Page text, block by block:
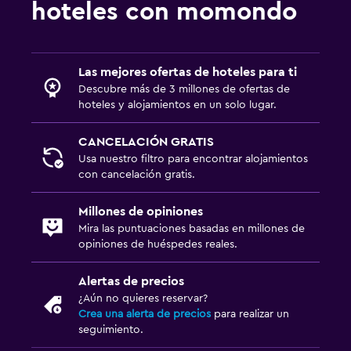
Estacionamiento privado
Sistema de entretenimiento
TV de pantalla plana
TV por cable o vía satélite
Limpieza diaria
Botiquín de primeros auxilios
Cámaras CCTV en el exterior
Zona de trabajo
Fax/fotocopiadora
hoteles con momondo
Las mejores ofertas de hoteles para ti
Descubre más de 3 millones de ofertas de
hoteles y alojamientos en un solo lugar.
CANCELACIÓN GRATIS
Usa nuestro filtro para encontrar alojamientos
con cancelación gratis.
Millones de opiniones
Mira las puntuaciones basadas en millones de
opiniones de huéspedes reales.
Alertas de precios
¿Aún no quieres reservar?
Crea una alerta de precios para realizar un
seguimiento.